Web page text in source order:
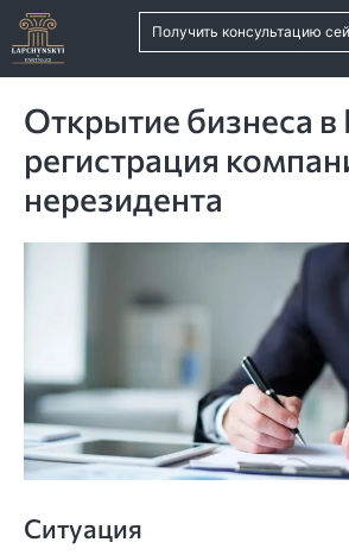
Получить консультацию
Открытие бизнеса в
регистрация
нерезидента
Ситуация